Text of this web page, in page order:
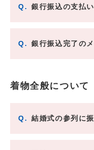
Q. 銀行振込の支払
Q. 銀行振込完了の
着物全般について
Q. 結婚式の参列に